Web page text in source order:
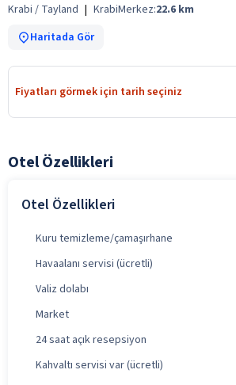
Krabi / Tayland | KrabiMerkez:22.6 km
Haritada Gör
Fiyatları görmek için tarih seçiniz
Otel Özellikleri
Otel Özellikleri
Kuru temizleme/çamaşırhane
Havaalanı servisi (ücretli)
Valiz dolabı
Market
24 saat açık resepsiyon
Kahvaltı servisi var (ücretli)